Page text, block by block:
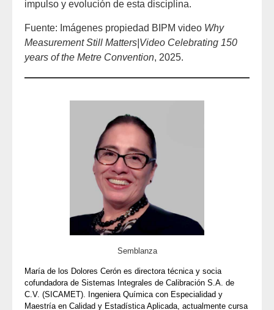
impulso y evolución de esta disciplina.
Fuente: Imágenes propiedad BIPM video Why
Measurement Still Matters|Video Celebrating 150
years of the Metre Convention, 2025.
Semblanza
María de los Dolores Cerón es directora técnica y socia
cofundadora de Sistemas Integrales de Calibración S.A. de
C.V. (SICAMET). Ingeniera Química con Especialidad y
Maestría en Calidad y Estadística Aplicada, actualmente cursa